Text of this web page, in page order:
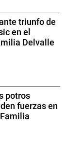
triunfo de
en el
Delvalle
potros
fuerzas en